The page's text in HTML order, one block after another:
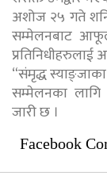
अशोज २५ गते
सम्मेलनबाट
प्रतिनिधीहरुलाई
“संमृद्ध
सम्मेलनका लागि
जारी छ ।
Facebook